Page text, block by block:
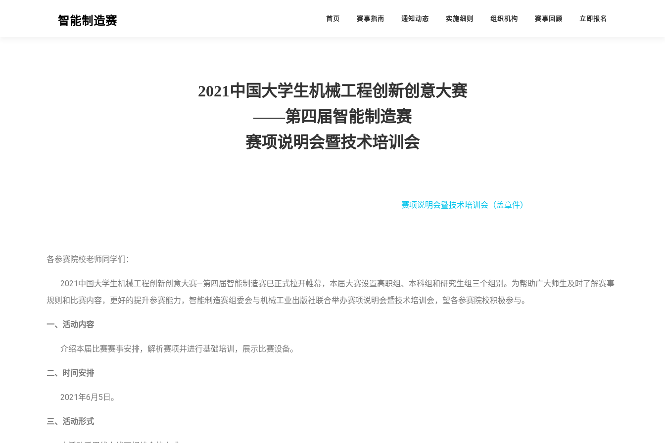
智能制造赛 首页 赛事指南 通知动态 实施细则 组织机构 赛事回顾 立即报名
2021中国大学生机械工程创新创意大赛
——第四届智能制造赛
赛项说明会暨技术培训会
赛项说明会暨技术培训会（盖章件）
各参赛院校老师同学们：
2021中国大学生机械工程创新创意大赛—第四届智能制造赛已正式拉开帷幕，本届大赛设置高职组、本科组和研究生组三个组别。为帮助广大师生及时了解赛事
规则和比赛内容，更好的提升参赛能力，智能制造赛组委会与机械工业出版社联合举办赛项说明会暨技术培训会，望各参赛院校积极参与。
一、活动内容
介绍本届比赛赛事安排，解析赛项并进行基础培训，展示比赛设备。
二、时间安排
2021年6月5日。
三、活动形式